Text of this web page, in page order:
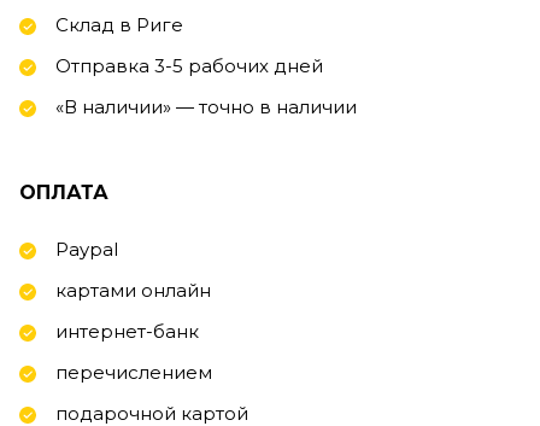
Склад в Риге
Отправка 3-5 рабочих дней
«В наличии» — точно в наличии
ОПЛАТА
Paypal
картами онлайн
интернет-банк
перечислением
подарочной картой